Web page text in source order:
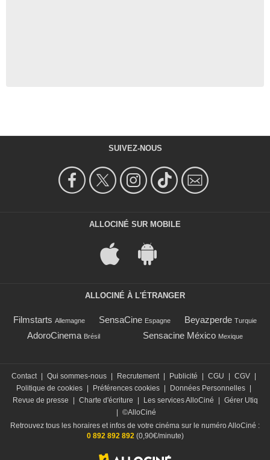
SUIVEZ-NOUS
ALLOCINÉ SUR MOBILE
ALLOCINÉ À L'ÉTRANGER
Filmstarts Allemagne SensaCine Espagne Beyazperde Turquie
AdoroCinema Brésil Sensacine México Mexique
Contact Qui sommes-nous Recrutement Publicité CGU CGV
Politique de cookies
Préférences cookies Données Personnelles
Revue de presse
Charte d'écriture Les services AlloCiné
Gérer Utiq
©AlloCiné
Retrouvez tous les horaires et infos de votre cinéma sur le numéro AlloCiné :
0 892 892 892(0,90€/minute)